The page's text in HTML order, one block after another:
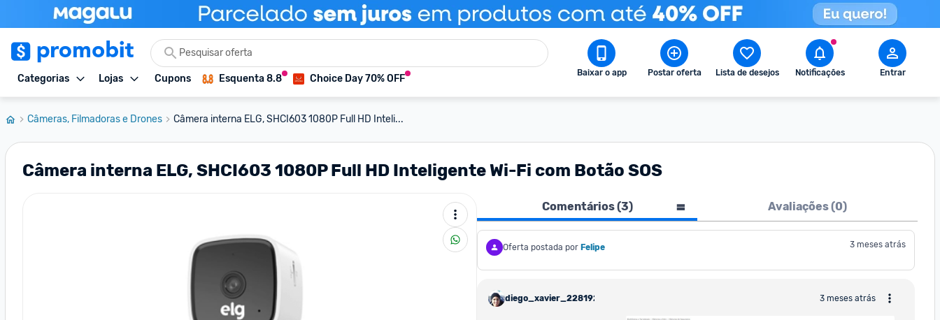
Categorias Lojas Cupons Esquenta 8.8 Choice Day 70% OFF Baixar o app Postar oferta Lista de desejos Notificações Entrar
Câmeras, Filmadoras e Drones Câmera interna ELG, SHCI603 1080P Full HD Inteli...
Câmera interna ELG, SHCI603 1080P Full HD Inteligente Wi-Fi com Botão SOS
Comentários (3) Avaliações (0)
Oferta postada por Felipe 3 meses atrás
diego_xavier_228192 3 meses atrás